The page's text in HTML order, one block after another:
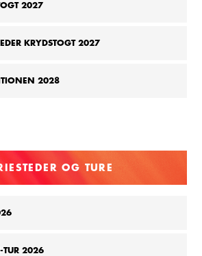
2027
KRYDSTOGT 2027
2028
OG TURE
TUR 2026